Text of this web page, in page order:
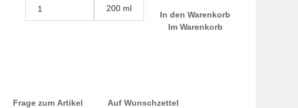
Frage zum Artikel Auf Wunschzettel
200 ml
In den Warenkorb
Im Warenkorb